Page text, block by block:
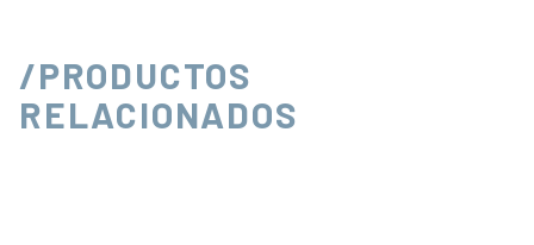
/PRODUCTOS
RELACIONADOS